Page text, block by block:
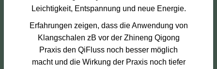
Leichtigkeit, Entspannung und neue Energie.
Erfahrungen zeigen, dass die Anwendung von
Klangschalen zB vor der Zhineng Qigong
Praxis den QiFluss noch besser möglich
macht und die Wirkung der Praxis noch tiefer